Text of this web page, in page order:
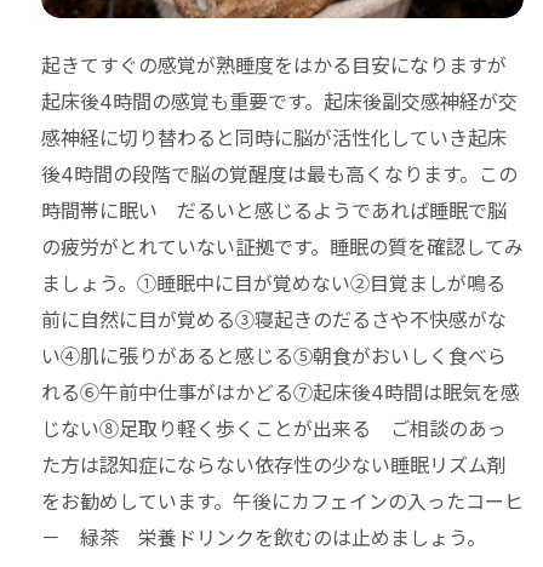
起きてすぐの感覚が熟睡度をはかる目安になりますが
起床後4時間の感覚も重要です。起床後副交感神経が交
感神経に切り替わると同時に脳が活性化していき起床
後4時間の段階で脳の覚醒度は最も高くなります。この
時間帯に眠い だるいと感じるようであれば睡眠で脳
の疲労がとれていない証拠です。睡眠の質を確認してみ
ましょう。①睡眠中に目が覚めない②目覚ましが鳴る
前に自然に目が覚める③寝起きのだるさや不快感がな
い④肌に張りがあると感じる⑤朝食がおいしく食べら
れる⑥午前中仕事がはかどる⑦起床後4時間は眠気を感
じない⑧足取り軽く歩くことが出来る ご相談のあっ
た方は認知症にならない依存性の少ない睡眠リズム剤
をお勧めしています。午後にカフェインの入ったコーヒ
－ 緑茶 栄養ドリンクを飲むのは止めましょう。